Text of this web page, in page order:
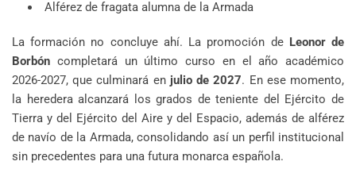
Alférez de fragata alumna de la Armada
La formación no concluye ahí. La promoción de Leonor de
Borbón completará un último curso en el año académico
2026-2027, que culminará en julio de 2027. En ese momento,
la heredera alcanzará los grados de teniente del Ejército de
Tierra y del Ejército del Aire y del Espacio, además de alférez
de navío de la Armada, consolidando así un perfil institucional
sin precedentes para una futura monarca española.